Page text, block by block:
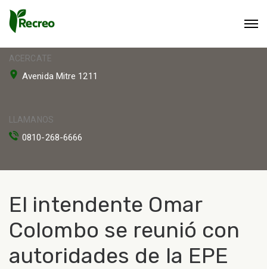
ACERCATE
Avenida Mitre 1211
LLAMANOS
0810-268-6666
El intendente Omar
Colombo se reunió con
autoridades de la EPE